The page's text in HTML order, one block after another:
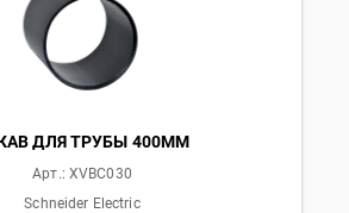
ДЛЯ ТРУБЫ 400ММ
Арт.: XVBC030
Schneider Electric